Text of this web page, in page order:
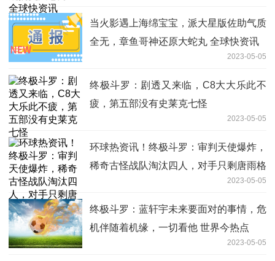
当火影遇上海绵宝宝，派大星版佐助气质
全无，章鱼哥神还原大蛇丸 全球快资讯
2023-05-05
终极斗罗：剧透又来临，C8大大乐此不
疲，第五部没有史莱克七怪
2023-05-05
环球热资讯！终极斗罗：审判天使爆炸，
稀奇古怪战队淘汰四人，对手只剩唐雨格
2023-05-05
终极斗罗：蓝轩宇未来要面对的事情，危
机伴随着机缘，一切看他 世界今热点
2023-05-05